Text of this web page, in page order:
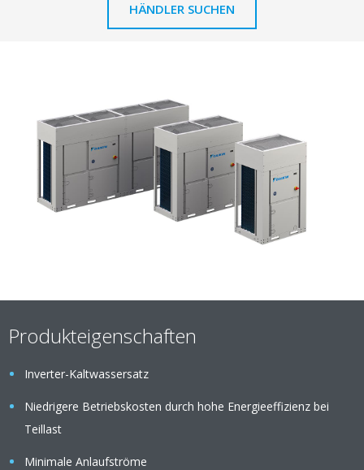
HÄNDLER SUCHEN
Produkteigenschaften
Inverter-Kaltwassersatz
Niedrigere Betriebskosten durch hohe Energieeffizienz bei
Teillast
Minimale Anlaufströme